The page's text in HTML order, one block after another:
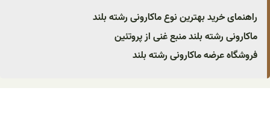
راهنمای خرید بهترین نوع ماکارونی رشته بلند
ماکارونی رشته بلند منبع غنی از پروتئین
فروشگاه عرضه ماکارونی رشته بلند